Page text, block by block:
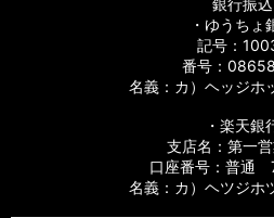
銀行振込
・ゆうちょ
記号：
番号：
名義：カ）ヘッジホ
・楽天銀
支店名：第一
口座番号：普通
名義：カ）ヘツジホ